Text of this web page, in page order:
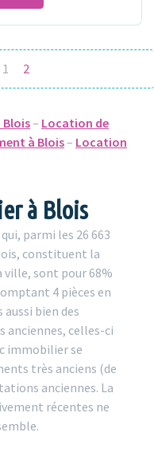
1 2
Blois– Location de
à Blois– Location
à Blois
parmi les 26 663
constituent la
sont pour 68%
4 pièces en
aussi bien des
anciennes, celles-ci
immobilier se
très anciens (de
anciennes. La
récentes ne